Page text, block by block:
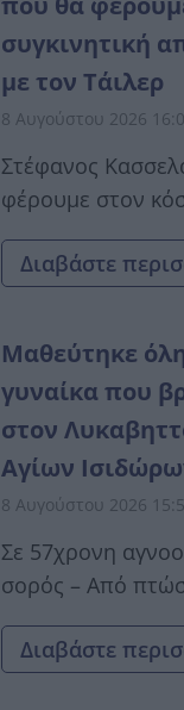
συγκινητική
με τον Τάιλερ
8 Αυγούστου 2026
Στέφανος
φέρουμε στον
Διαβάστε
Μαθεύτηκε
γυναίκα που
στον
Αγίων
8 Αυγούστου 2026
Σε 57χρονη
σορός – Από
Διαβάστε